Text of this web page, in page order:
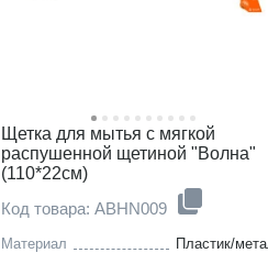
Щетка для мытья с мягкой
распушенной щетиной "Волна"
(110*22см)
Код товара: ABHN009
Материал
Пластик/